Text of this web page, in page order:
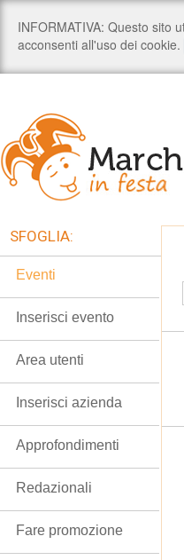
SFOGLIA:
Eventi
Inserisci evento
Area utenti
Inserisci azienda
Approfondimenti
Redazionali
Fare promozione